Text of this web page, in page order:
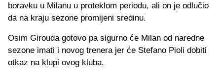
boravku u Milanu u proteklom periodu, ali on je odlučio
da na kraju sezone promijeni sredinu.
Osim Girouda gotovo pa sigurno će Milan od naredne
sezone imati i novog trenera jer će Stefano Pioli dobiti
otkaz na klupi ovog kluba.